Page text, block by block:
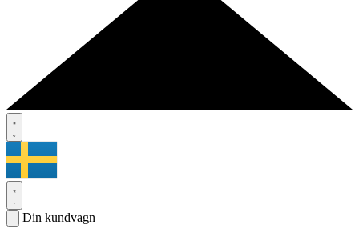
Din kundvagn